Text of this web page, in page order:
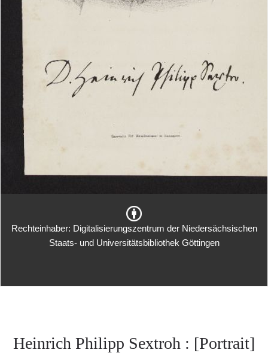
Rechteinhaber: Digitalisierungszentrum der Niedersächsischen
Staats- und Universitätsbibliothek Göttingen
Heinrich Philipp Sextroh : [Portrait]